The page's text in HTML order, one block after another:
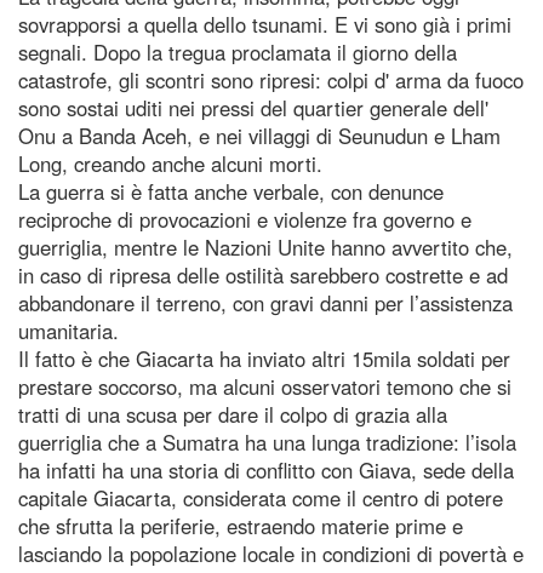
sovrapporsi a quella dello tsunami. E vi sono già i primi
segnali. Dopo la tregua proclamata il giorno della
catastrofe, gli scontri sono ripresi: colpi d' arma da fuoco
sono sostai uditi nei pressi del quartier generale dell'
Onu a Banda Aceh, e nei villaggi di Seunudun e Lham
Long, creando anche alcuni morti.
La guerra si è fatta anche verbale, con denunce
reciproche di provocazioni e violenze fra governo e
guerriglia, mentre le Nazioni Unite hanno avvertito che,
in caso di ripresa delle ostilità sarebbero costrette e ad
abbandonare il terreno, con gravi danni per l’assistenza
umanitaria.
Il fatto è che Giacarta ha inviato altri 15mila soldati per
prestare soccorso, ma alcuni osservatori temono che si
tratti di una scusa per dare il colpo di grazia alla
guerriglia che a Sumatra ha una lunga tradizione: l’isola
ha infatti ha una storia di conflitto con Giava, sede della
capitale Giacarta, considerata come il centro di potere
che sfrutta la periferie, estraendo materie prime e
lasciando la popolazione locale in condizioni di povertà e